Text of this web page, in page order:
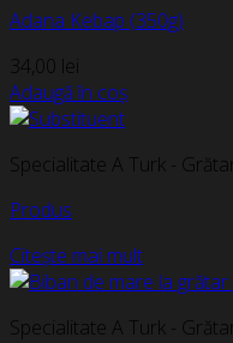
Adana Kebap (350g)
34,00 lei
Adaugă în coș
Specialitate A Turk - Grătar
Produs
Citește mai mult
Specialitate A Turk - Grătar